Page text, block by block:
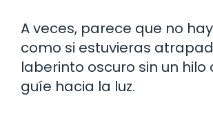
A veces, parece que no
como si estuvieras
laberinto oscuro sin un hilo
guíe hacia la luz.